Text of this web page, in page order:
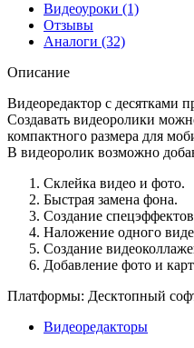
Видеоуроки (1)
Отзывы
Аналоги (32)
Описание
Видеоредактор с десятками
Создавать видеоролики
компактного размера для
В видеоролик возможно
Склейка видео и фото.
Быстрая замена фона.
Создание
Наложение одного
Создание
Добавление фото и
Платформы: Десктопный
Видеоредакторы